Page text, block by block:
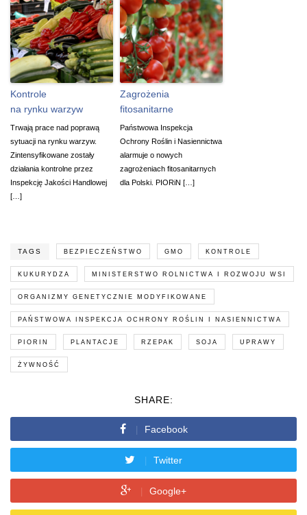
Kontrole
na rynku warzyw
Trwają prace nad poprawą
sytuacji na rynku warzyw.
Zintensyfikowane zostały
działania kontrolne przez
Inspekcję Jakości Handlowej
[…]
Zagrożenia
fitosanitarne
Państwowa Inspekcja
Ochrony Roślin i Nasiennictwa
alarmuje o nowych
zagrożeniach fitosanitarnych
dla Polski. PIORiN […]
TAGS BEZPIECZEŃSTWO GMO KONTROLE
KUKURYDZA MINISTERSTWO ROLNICTWA I ROZWOJU WSI
ORGANIZMY GENETYCZNIE MODYFIKOWANE
PAŃSTWOWA INSPEKCJA OCHRONY ROŚLIN I NASIENNICTWA
PIORIN PLANTACJE RZEPAK SOJA UPRAWY
ŻYWNOŚĆ
SHARE:
Facebook
Twitter
Google+